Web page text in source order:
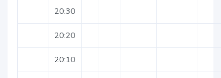
20:30
20:20
20:10